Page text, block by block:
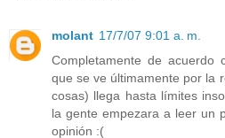
molant 17/7/07 9:01 a. m.
Completamente de acuerdo
que se ve últimamente por la
cosas) llega hasta límites
la gente empezara a leer un
opinión :(